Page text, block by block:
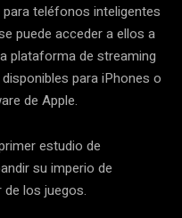
teléfonos inteligentes
puede acceder a ellos a
plataforma de streaming
para iPhones o
de Apple.
estudio de
su imperio de
los juegos.